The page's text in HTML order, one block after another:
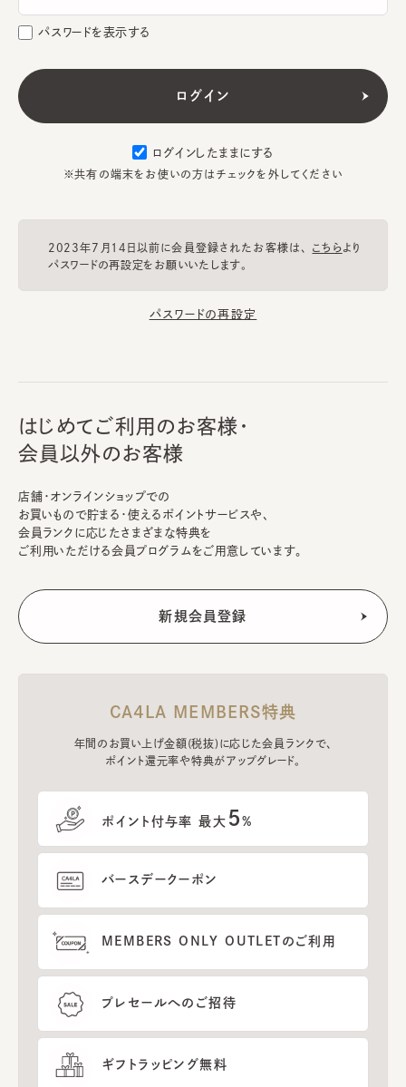
パスワードを表示する
ログインしたままにする
※共有の端末をお使いの方はチェックを外してください
2023年7月14日以前に会員登録されたお客様は、 こちらより
パスワードの再設定をお願いいたします。
パスワードの再設定
はじめてご利用のお客様・
会員以外のお客様
店舗・オンラインショップでの
お買いもので貯まる・使えるポイントサービスや、
会員ランクに応じたさまざまな特典を
ご利用いただける会員プログラムをご用意しています。
CA4LA MEMBERS特典
年間のお買い上げ金額(税抜)に応じた会員ランクで、
ポイント還元率や特典がアップグレード。
ポイント付与率 最大 5%
バースデークーポン
MEMBERS ONLY OUTLETのご利用
プレセールへのご招待
ギフトラッピング無料